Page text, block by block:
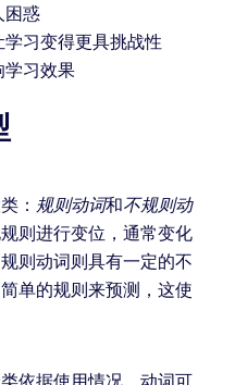
困惑
习变得更具挑战性
学习效果
： 规则动词和不规则动
则进行变位，通常变化
则动词则具有一定的不
单的规则来预测，这使